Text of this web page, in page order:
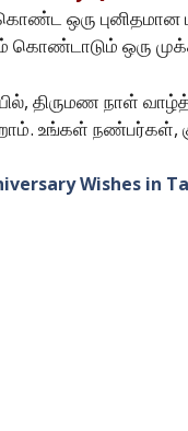
ஒரு புனிதமான
கொண்டாடும் ஒரு
திருமண நாள்
உங்கள்
Wishes in